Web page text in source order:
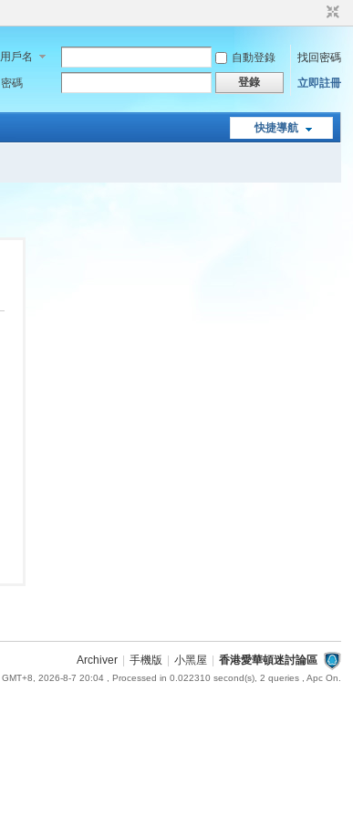
用戶名 自動登錄
找回密碼
密碼
登錄 立即註冊
快捷導航
Archiver 手機版 小黑屋 香港愛華頓迷討論區
GMT+8, 2026-8-7 20:04, Processed in 0.022310 second(s), 2 queries , Apc On.